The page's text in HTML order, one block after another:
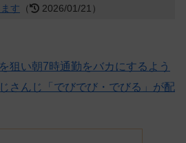
す （ 2026/01/21）
狙い朝7時通勤をバカにするよう
さんじ「でびでび・でびる」が配